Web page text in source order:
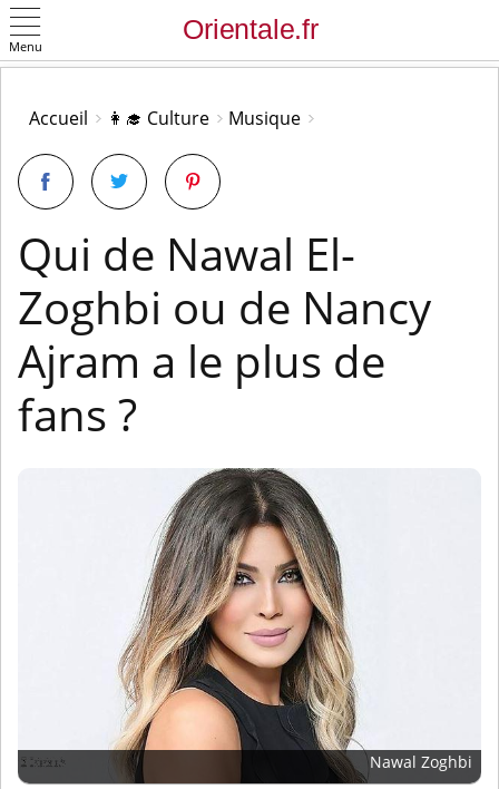
Menu
Accueil 👩‍🎓 Culture Musique
Qui de Nawal El-
Zoghbi ou de Nancy
Ajram a le plus de
fans ?
Nawal Zoghbi